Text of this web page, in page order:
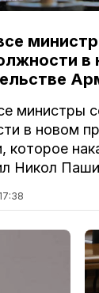
в
министры
в новом
которое
Никол
17:38